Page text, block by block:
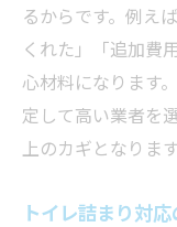
るからです。例え
くれた」「追加費
心材料になります
定して高い業者を
上のカギとなります
トイレ詰まり対